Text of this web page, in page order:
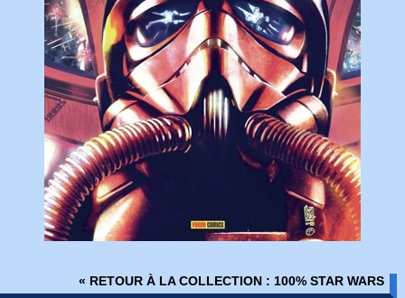
« RETOUR À LA COLLECTION : 100% STAR WARS